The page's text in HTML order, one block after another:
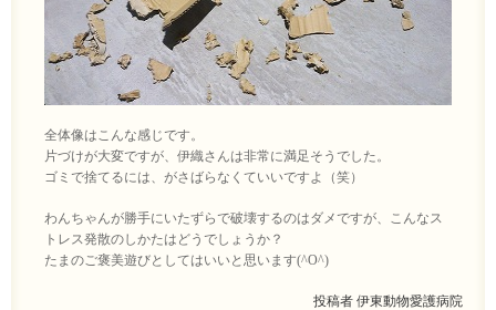
全体像はこんな感じです。
片づけが大変ですが、伊織さんは非常に満足そうでした。
ゴミで捨てるには、がさばらなくていいですよ（笑）
わんちゃんが勝手にいたずらで破壊するのはダメですが、こんなス
トレス発散のしかたはどうでしょうか？
たまのご褒美遊びとしてはいいと思います(^O^)
投稿者 伊東動物愛護病院